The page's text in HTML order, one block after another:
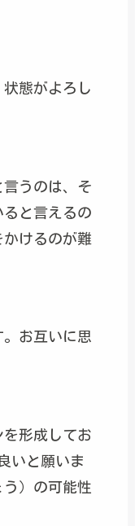
態がよろし
言うのは、そ
と言えるの
けるのが難
お互いに思
形成してお
いと願いま
）の可能性